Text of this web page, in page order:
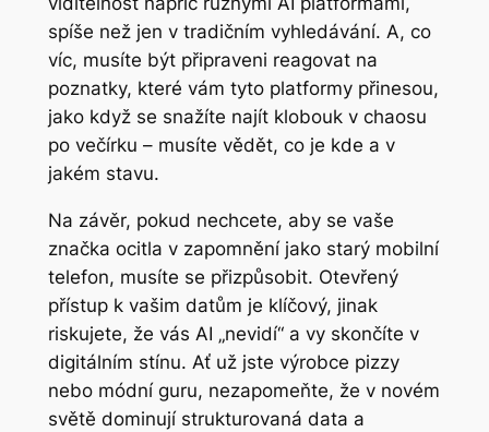
spíše než jen v tradičním vyhledávání. A, co
víc, musíte být připraveni reagovat na
poznatky, které vám tyto platformy přinesou,
jako když se snažíte najít klobouk v chaosu
po večírku – musíte vědět, co je kde a v
jakém stavu.
Na závěr, pokud nechcete, aby se vaše
značka ocitla v zapomnění jako starý mobilní
telefon, musíte se přizpůsobit. Otevřený
přístup k vašim datům je klíčový, jinak
riskujete, že vás AI „nevidí“ a vy skončíte v
digitálním stínu. Ať už jste výrobce pizzy
nebo módní guru, nezapomeňte, že v novém
světě dominují strukturovaná data a